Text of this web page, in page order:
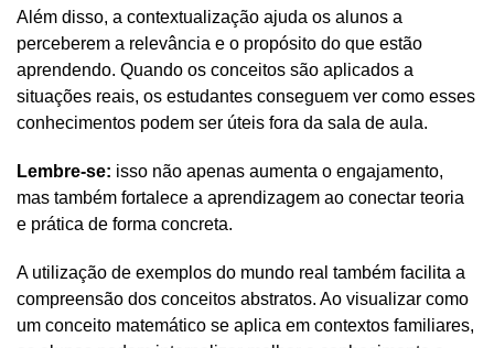
Além disso, a contextualização ajuda os alunos a
perceberem a relevância e o propósito do que estão
aprendendo. Quando os conceitos são aplicados a
situações reais, os estudantes conseguem ver como esses
conhecimentos podem ser úteis fora da sala de aula.
Lembre-se: isso não apenas aumenta o engajamento,
mas também fortalece a aprendizagem ao conectar teoria
e prática de forma concreta.
A utilização de exemplos do mundo real também facilita a
compreensão dos conceitos abstratos. Ao visualizar como
um conceito matemático se aplica em contextos familiares,